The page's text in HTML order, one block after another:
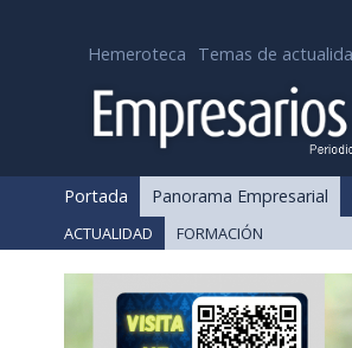
Hemeroteca Temas de
Portada Panorama Empresarial
ACTUALIDAD FORMACIÓN